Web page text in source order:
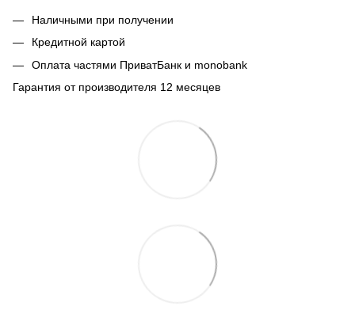
Наличными при получении
Кредитной картой
Оплата частями ПриватБанк и monobank
Гарантия от производителя 12 месяцев